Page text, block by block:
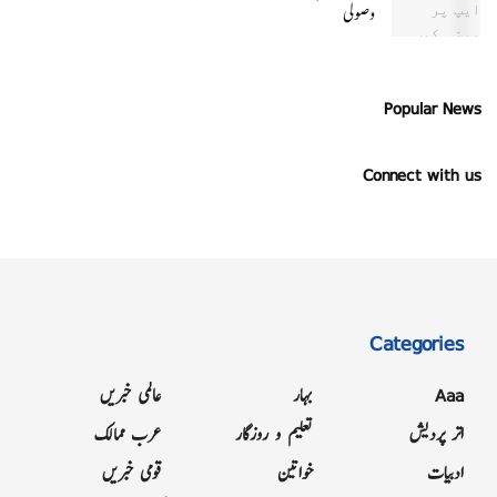
وصولی
Popular News
Connect with us
Categories
Aaa
اتر پردیش
ادبیات
بہار
تعلیم و روزگار
خواتین
عالمی خبریں
عرب ممالک
قومی خبریں